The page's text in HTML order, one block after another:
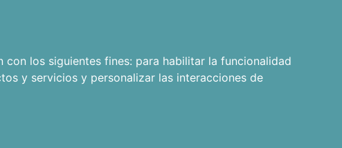
los siguientes fines: para habilitar la funcionalidad
y servicios y personalizar las interacciones de